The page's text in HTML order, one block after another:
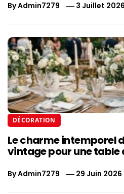
ByAdmin7279 3 Juillet 2026
DÉCORATION
Le charme intemporel
vintage pour une table
ByAdmin7279 29 Juin 2026